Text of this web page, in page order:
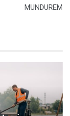
MUNDUREM